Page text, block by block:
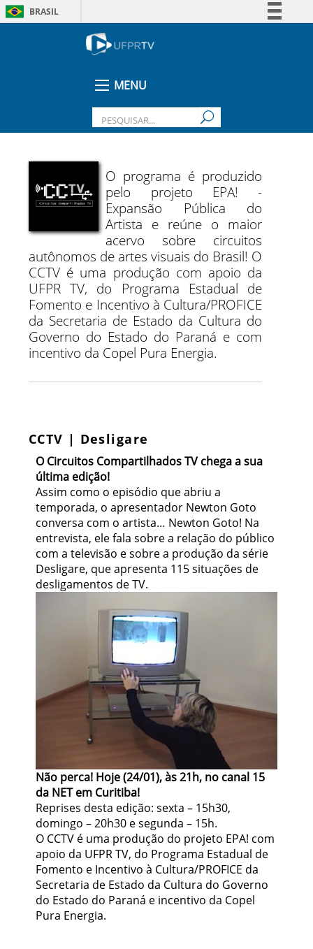
BRASIL
Legislação
MENU
O programa é produzido
pelo projeto EPA! -
Expansão Pública do
Artista e reúne o maior
acervo sobre circuitos
autônomos de artes visuais do Brasil! O
CCTV é uma produção com apoio da
UFPR TV, do Programa Estadual de
Fomento e Incentivo à Cultura/PROFICE
da Secretaria de Estado da Cultura do
Governo do Estado do Paraná e com
incentivo da Copel Pura Energia.
CCTV | Desligare
O Circuitos Compartilhados TV chega a sua
última edição!
Assim como o episódio que abriu a
temporada, o apresentador Newton Goto
conversa com o artista… Newton Goto! Na
entrevista, ele fala sobre a relação do público
com a televisão e sobre a produção da série
Desligare, que apresenta 115 situações de
desligamentos de TV.
Não perca! Hoje (24/01), às 21h, no canal 15
da NET em Curitiba!
Reprises desta edição: sexta – 15h30,
domingo – 20h30 e segunda – 15h.
O CCTV é uma produção do projeto EPA! com
apoio da UFPR TV, do Programa Estadual de
Fomento e Incentivo à Cultura/PROFICE da
Secretaria de Estado da Cultura do Governo
do Estado do Paraná e incentivo da Copel
Pura Energia.